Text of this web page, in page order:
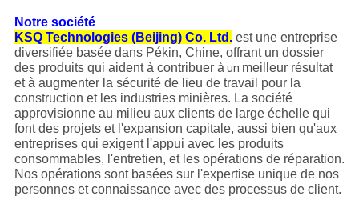
Notre société
KSQ Technologies (Beijing) Co. Ltd.est une entreprise
diversifiée basée dans Pékin, Chine, offrant un dossier
des produits qui aident à contribuer àun meilleur résultat
et à augmenter la sécurité de lieu de travail pour la
construction et les industries minières. La société
approvisionne au milieu aux clients de large échelle qui
font des projets et l'expansion capitale, aussi bien qu'aux
entreprises qui exigent l'appui avec les produits
consommables, l'entretien, et les opérations de réparation.
Nos opérations sont basées sur l'expertise unique de nos
personnes et connaissance avec des processus de client.